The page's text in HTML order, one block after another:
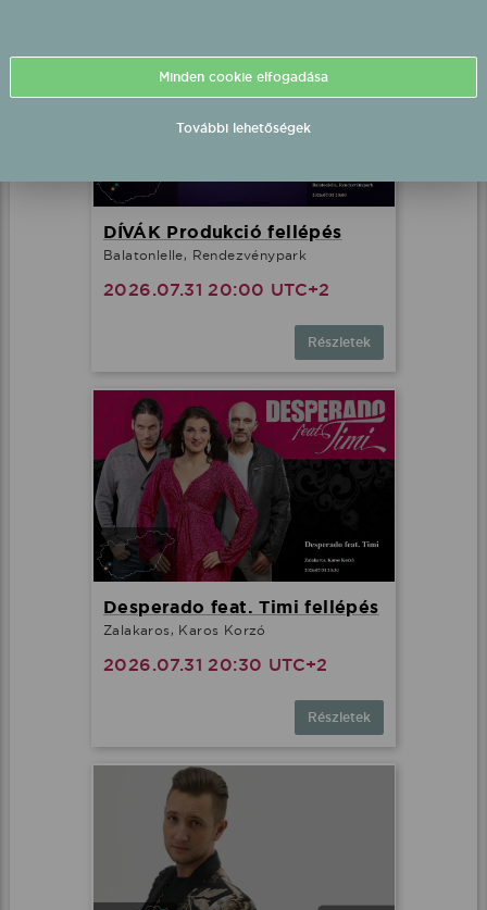
DÍVÁK Produkció fellépés
Balatonlelle, Rendezvénypark
2026.07.31 20:00 UTC+2
Részletek
Desperado feat. Timi fellépés
Zalakaros, Karos Korzó
2026.07.31 20:30 UTC+2
Részletek
Minden cookie elfogadása
További lehetőségek